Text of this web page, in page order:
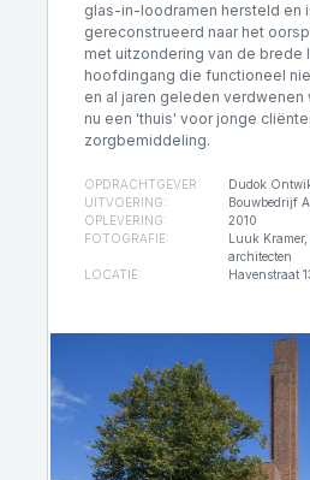
glas-in-loodramen hersteld en
gereconstrueerd naar het
met uitzondering van de brede
hoofdingang die functioneel
en al jaren geleden verdwenen
nu een 'thuis' voor jonge
zorgbemiddeling.
OPDRACHTGEVER:
Dudok
UITVOERING:
Bouwbedrijf
OPLEVERING:
2010
FOTOGRAFIE:
Luuk Kramer,
architecten
LOCATIE:
Havenstraat